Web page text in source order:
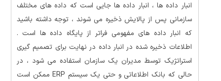
انبار داده ها ، انبار داده ها جایی است که داده های مختلف
سازمانی پس از پالایش ذخیره می شوند ، توجه داشته باشید
که انبار داده های مفهومی فراتر از پایگاه داده ها است .
اطلاعات ذخیره شده در انبار داده در نهایت برای تصمیم گیری
استراتژیک توسط مدیران یک سازمان استفاده می شود ، در
حالی که بانک اطلاعاتی و حتی یک سیستم ERP ممکن است